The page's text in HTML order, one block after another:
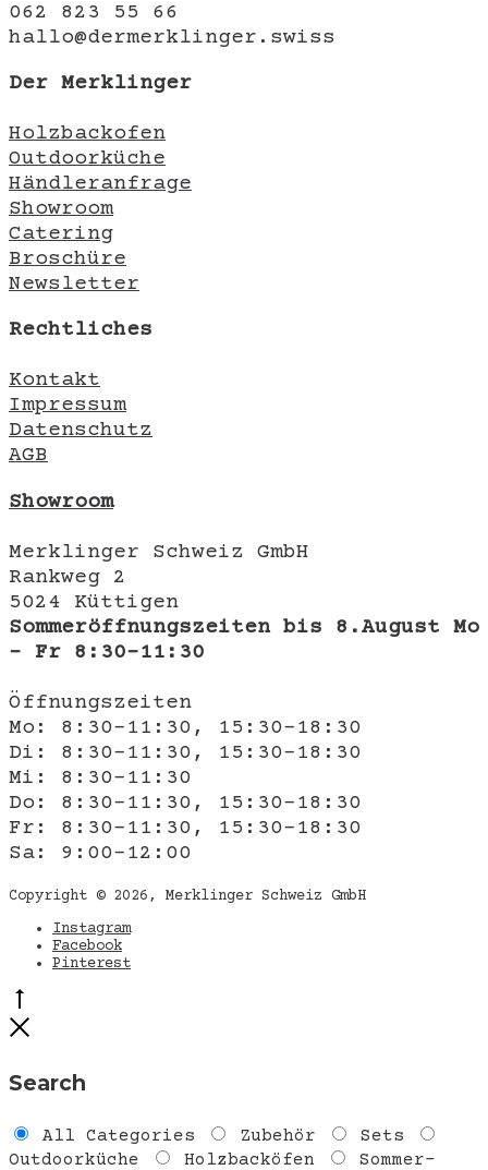
062 823 55 66
hallo@dermerklinger.swiss
Der Merklinger
Holzbackofen
Outdoorküche
Händleranfrage
Showroom
Catering
Broschüre
Newsletter
Rechtliches
Kontakt
Impressum
Datenschutz
AGB
Showroom
Merklinger Schweiz GmbH
Rankweg 2
5024 Küttigen
Sommeröffnungszeiten bis 8.August Mo
- Fr 8:30-11:30
Öffnungszeiten
Mo: 8:30-11:30, 15:30-18:30
Di: 8:30-11:30, 15:30-18:30
Mi: 8:30-11:30
Do: 8:30-11:30, 15:30-18:30
Fr: 8:30-11:30, 15:30-18:30
Sa: 9:00-12:00
Copyright © 2026, Merklinger Schweiz GmbH
Instagram
Facebook
Pinterest
Search
All Categories Zubehör
Sets
Outdoorküche
Holzbacköfen Sommer-